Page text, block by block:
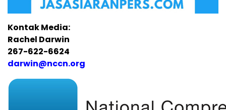
Kontak Media:
Rachel Darwin
267-622-6624
darwin@nccn.org